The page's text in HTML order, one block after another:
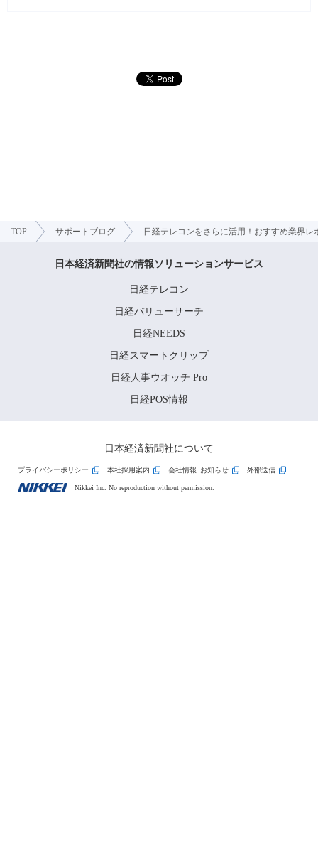
TOP サポートブログ 日経テレコンをさらに活用！おすすめ業界レ
日本経済新聞社の情報ソリューションサービス
日経テレコン
日経バリューサーチ
日経NEEDS
日経スマートクリップ
日経人事ウオッチ Pro
日経POS情報
日本経済新聞社について
プライバシーポリシー 本社採用案内 会社情報･お知らせ 外部送信
Nikkei Inc. No reproduction without permission.